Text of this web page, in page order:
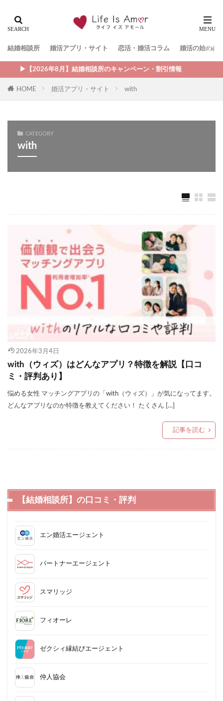
結婚相談所 婚活アプリ・サイト 恋活・婚活コラム 婚活の始め方
▶︎【2026年8月】結婚相談所のキャンペーン・割引情報
HOME 婚活アプリ・サイト with
CATEGORY
with
2026年3月4日
with（ウィズ）はどんなアプリ？特徴を解説【口コ
ミ・評判あり】
悩める女性 マッチングアプリの「with（ウィズ）」が気になってます。
どんなアプリなのか特徴を教えてください！ たくさん […]
記事を読む
【結婚相談所】の口コミ・評判
エン婚活エージェント
パートナーエージェント
スマリッジ
フィオーレ
ゼクシィ縁結びエージェント
仲人協会